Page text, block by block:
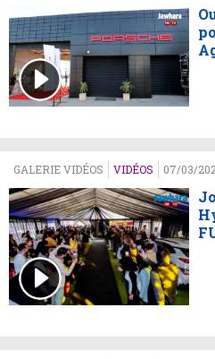
GALERIE VIDÉOS VIDÉOS 07/03/